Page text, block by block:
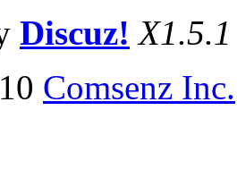
Discuz! X1.5.1
Comsenz Inc.